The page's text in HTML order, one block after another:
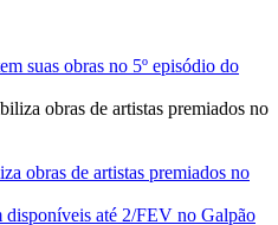
suas obras no 5º episódio do
obras de artistas premiados no
disponíveis até 2/FEV no Galpão